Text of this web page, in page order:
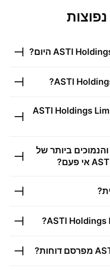
ASTI היום?
ASTI
?
ASTI Holdings
ביותר של
אי פעם?
ASTI Holdings
?
מפרסם דוחות?